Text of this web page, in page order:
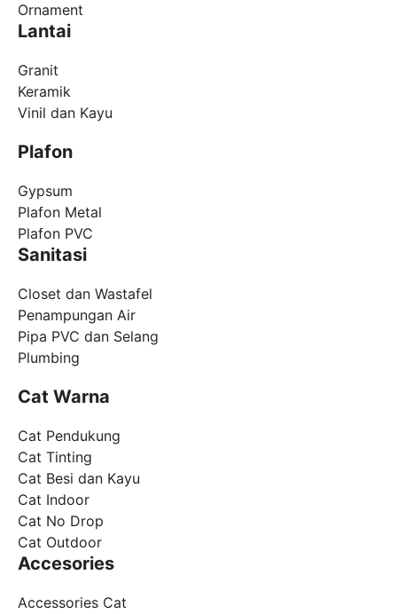
Ornament
Lantai
Granit
Keramik
Vinil dan Kayu
Plafon
Gypsum
Plafon Metal
Plafon PVC
Sanitasi
Closet dan Wastafel
Penampungan Air
Pipa PVC dan Selang
Plumbing
Cat Warna
Cat Pendukung
Cat Tinting
Cat Besi dan Kayu
Cat Indoor
Cat No Drop
Cat Outdoor
Accesories
Accessories Cat